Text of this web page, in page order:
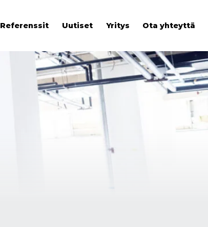
Referenssit Uutiset Yritys Ota yhteyttä